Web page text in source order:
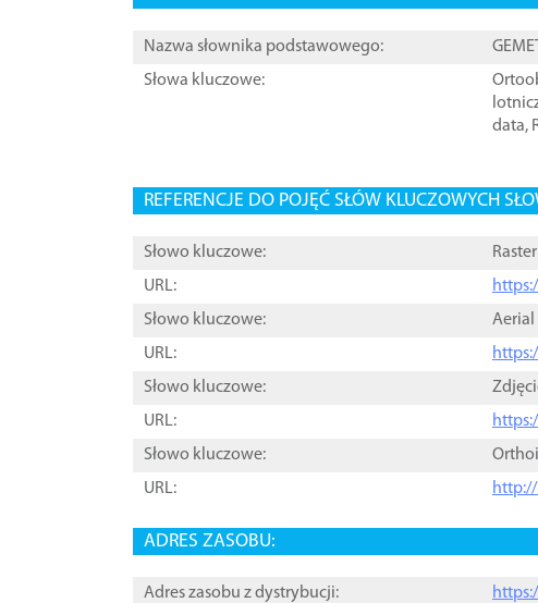
Nazwa słownika podstawowego:
Słowa kluczowe:
data,
REFERENCJE DO POJĘĆ SŁÓW KLUCZOWYCH
Słowo kluczowe:
Raster
URL:
Słowo kluczowe:
URL:
Słowo kluczowe:
URL:
Słowo kluczowe:
URL:
ADRES ZASOBU:
Adres zasobu z dystrybucji: